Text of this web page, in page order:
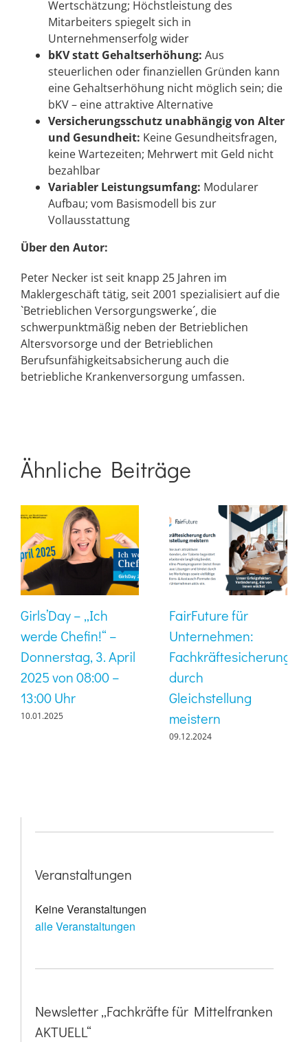
Wertschätzung; Höchstleistung des
Mitarbeiters spiegelt sich in
Unternehmenserfolg wider
bKV statt Gehaltserhöhung: Aus
steuerlichen oder finanziellen Gründen kann
eine Gehaltserhöhung nicht möglich sein; die
bKV – eine attraktive Alternative
Versicherungsschutz unabhängig von Alter
und Gesundheit: Keine Gesundheitsfragen,
keine Wartezeiten; Mehrwert mit Geld nicht
bezahlbar
Variabler Leistungsumfang: Modularer
Aufbau; vom Basismodell bis zur
Vollausstattung
Über den Autor:
Peter Necker ist seit knapp 25 Jahren im
Maklergeschäft tätig, seit 2001 spezialisiert auf die
`Betrieblichen Versorgungswerke´, die
schwerpunktmäßig neben der Betrieblichen
Altersvorsorge und der Betrieblichen
Berufsunfähigkeitsabsicherung auch die
betriebliche Krankenversorgung umfassen.
Ähnliche Beiträge
Girls’Day – „Ich
werde Chefin!“ –
Donnerstag, 3. April
2025 von 08:00 –
13:00 Uhr
10.01.2025
FairFuture für
Unternehmen:
Fachkräftesicherung
durch
Gleichstellung
meistern
09.12.2024
Veranstaltungen
Keine Veranstaltungen
alle Veranstaltungen
Newsletter „Fachkräfte für Mittelfranken
AKTUELL“